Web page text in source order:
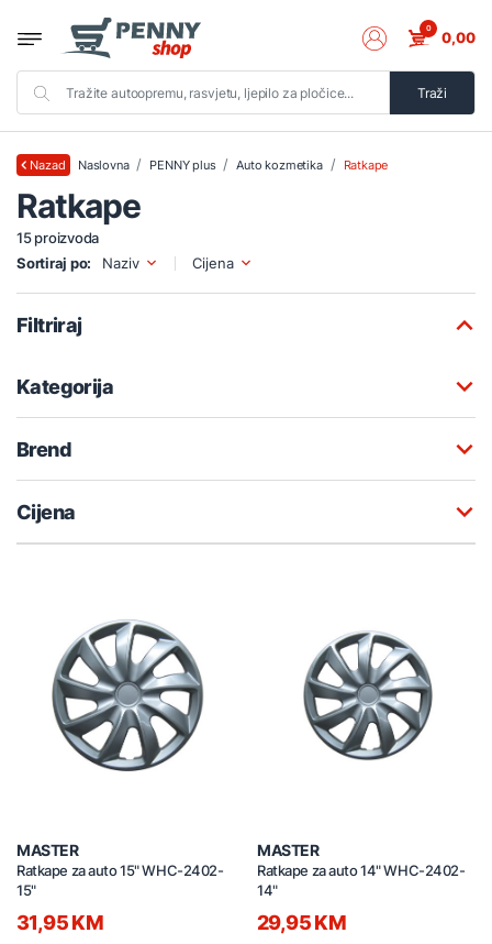
Traži
0 0,00
Nazad Naslovna PENNY plus Auto kozmetika Ratkape
Ratkape
15 proizvoda
Sortiraj po:
Naziv Cijena
Filtriraj
Kategorija
Brend
Cijena
MASTER
Ratkape za auto 15" WHC-2402-
15"
31,95 KM
MASTER
Ratkape za auto 14" WHC-2402-
14"
29,95 KM